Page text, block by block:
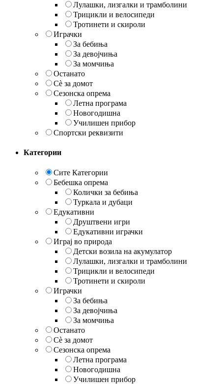
Лулашки, лизгалки и трамболини
Трицикли и велосипеди
Тротинети и скироли
Играчки
За бебиња
За девојчиња
За момчиња
Останато
Сè за домот
Сезонска опрема
Летна програма
Новогодишна
Училишен прибор
Спортски реквизити
Категории
Сите Категории
Бебешка опрема
Колички за бебиња
Туркала и дубаци
Едукативни
Друштвени игри
Едукативни играчки
Играј во природа
Детски возила на акумулатор
Лулашки, лизгалки и трамболини
Трицикли и велосипеди
Тротинети и скироли
Играчки
За бебиња
За девојчиња
За момчиња
Останато
Сè за домот
Сезонска опрема
Летна програма
Новогодишна
Училишен прибор